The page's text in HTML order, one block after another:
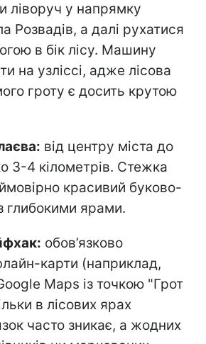
ліворуч у напрямку
Розвадів, а далі рухатися
в бік лісу. Машину
на узліссі, адже лісова
гроту є досить крутою
від центру міста до
3-4 кілометрів. Стежка
красивий буково-
глибокими ярами.
обов’язково
карти (наприклад,
Maps із точкою "Грот
в лісових ярах
часто зникає, а жодних